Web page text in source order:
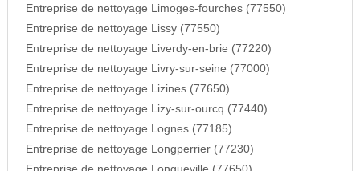
Entreprise de nettoyage Limoges-fourches (77550)
Entreprise de nettoyage Lissy (77550)
Entreprise de nettoyage Liverdy-en-brie (77220)
Entreprise de nettoyage Livry-sur-seine (77000)
Entreprise de nettoyage Lizines (77650)
Entreprise de nettoyage Lizy-sur-ourcq (77440)
Entreprise de nettoyage Lognes (77185)
Entreprise de nettoyage Longperrier (77230)